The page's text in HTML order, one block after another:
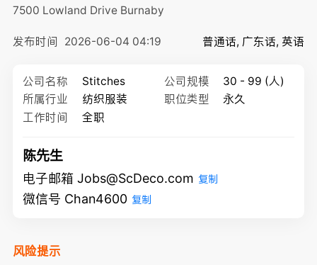
7500 Lowland Drive Burnaby
发布时间 2026-06-04 04:19 普通话, 广东话, 英语
公司名称 Stitches 公司规模
30 - 99 (人)
所属行业
纺织服装 职位类型
永久
工作时间
全职
陈先生
电子邮箱 Jobs@ScDeco.com 复制
微信号 Chan4600 复制
风险提示